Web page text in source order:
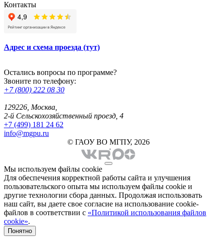
Контакты
Адрес и схема проезда (тут)
Остались вопросы по программе?
Звоните по телефону:
+7 (800) 222 08 30
129226, Москва,
2-й Сельскохозяйственный проезд, 4
+7 (499) 181 24 62
info@mgpu.ru
© ГАОУ ВО МГПУ, 2026
Мы используем файлы cookie
Для обеспечения корректной работы сайта и улучшения
пользовательского опыта мы используем файлы cookie и
другие технологии сбора данных. Продолжая использовать
наш сайт, вы даете свое согласие на использование cookie-
файлов в соответствии с «Политикой использования файлов
cookie».
Понятно